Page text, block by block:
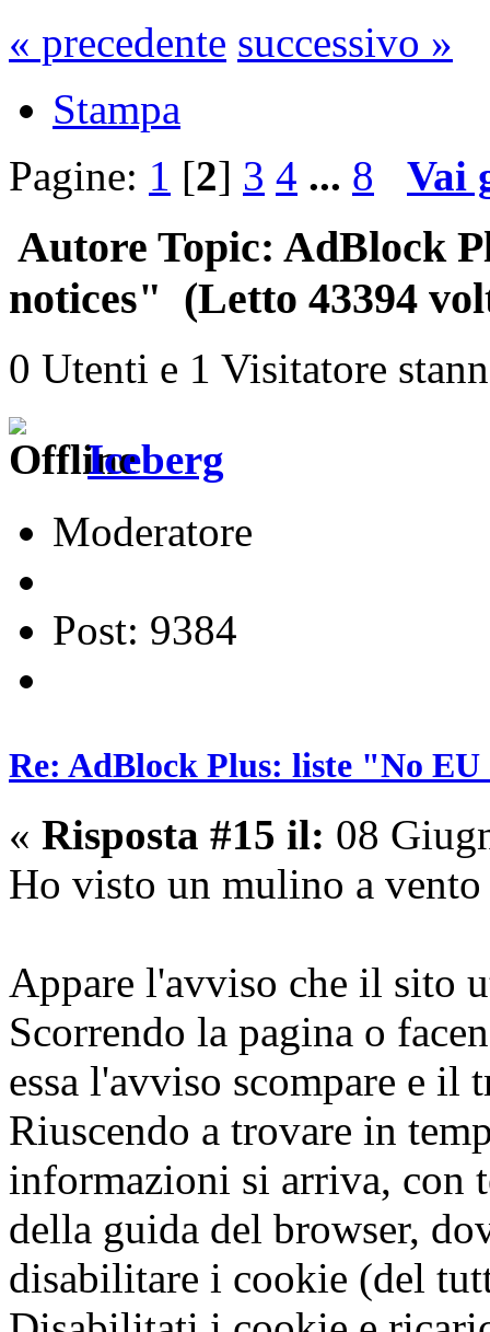
« precedente successivo »
Stampa
Pagine: 1 [2] 3 4 ... 8 Vai
Autore Topic: AdBlock
notices" (Letto 43394
0 Utenti e 1 Visitatore
Iceberg
Moderatore
Post: 9384
Re: AdBlock Plus: liste "No
« Risposta #15 il: 08
Ho visto un mulino a vento
Appare l'avviso che il sito
Scorrendo la pagina o
essa l'avviso scompare e il
Riuscendo a trovare in
informazioni si arriva, con
della guida del browser,
disabilitare i cookie (del